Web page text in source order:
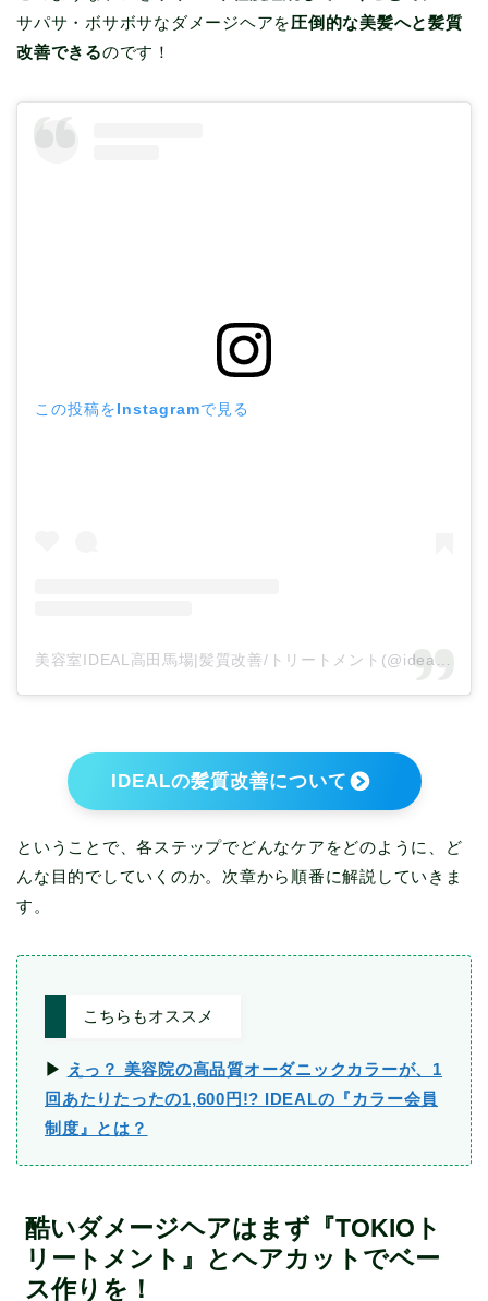
サパサ・ボサボサなダメージヘアを圧倒的な美髪へと髪質
改善できるのです！
この投稿をInstagramで見る
美容室IDEAL高田馬場|髪質改善/トリートメント(@ideal_hair_salon)がシェアした投稿
IDEALの髪質改善について
ということで、各ステップでどんなケアをどのように、ど
んな目的でしていくのか。次章から順番に解説していきま
す。
こちらもオススメ
▶︎ えっ？ 美容院の高品質オーダニックカラーが、1
回あたりたったの1,600円!? IDEALの『カラー会員
制度』とは？
酷いダメージヘアはまず『TOKIOト
リートメント』とヘアカットでベー
ス作りを！